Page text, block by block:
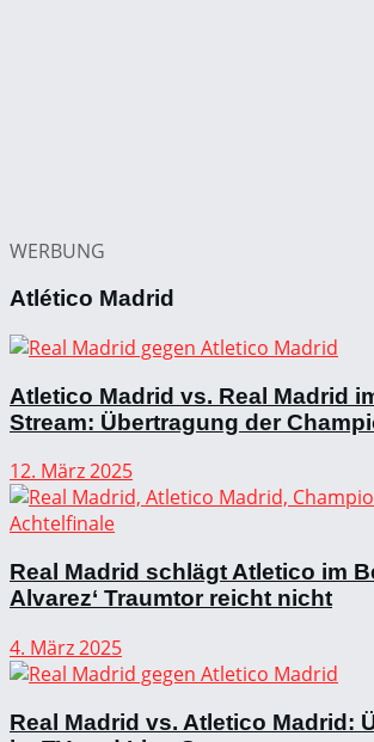
WERBUNG
Atlético Madrid
Atletico Madrid vs. Real Madrid
Stream: Übertragung der
12. März 2025
Real Madrid schlägt Atletico im
Alvarez‘ Traumtor reicht nicht
4. März 2025
Real Madrid vs. Atletico Madrid: